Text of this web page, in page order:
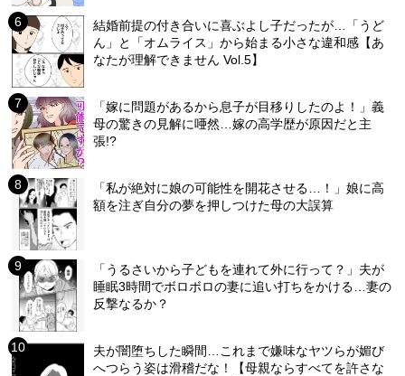
結婚前提の付き合いに喜ぶよし子だったが…「うど
ん」と「オムライス」から始まる小さな違和感【あ
なたが理解できません Vol.5】
「嫁に問題があるから息子が目移りしたのよ！」義
母の驚きの見解に唖然…嫁の高学歴が原因だと主
張!?
「私が絶対に娘の可能性を開花させる…！」娘に高
額を注ぎ自分の夢を押しつけた母の大誤算
「うるさいから子どもを連れて外に行って？」夫が
睡眠3時間でボロボロの妻に追い打ちをかける…妻の
反撃なるか？
夫が闇堕ちした瞬間…これまで嫌味なヤツらが媚び
へつらう姿は滑稽だな！【母親ならすべてを許さな